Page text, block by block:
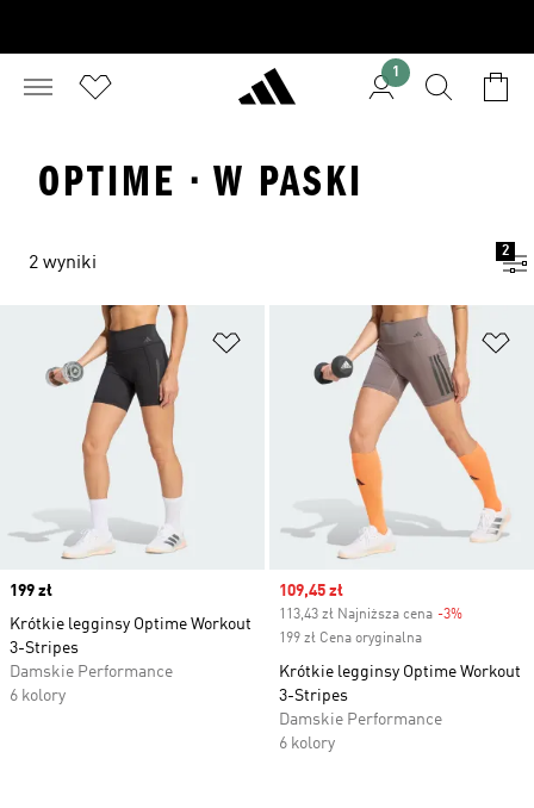
1
OPTIME · W PASKI
2 wyniki
2
Dodaj do listy życzeń
Price
199 zł
Krótkie legginsy Optime Workout
3-Stripes
Damskie Performance
6 kolory
Sale price
109,45 zł
113,43 zł Najniższa cena -3%
199 zł Cena oryginalna
Krótkie legginsy Optime Workout
3-Stripes
Damskie Performance
6 kolory